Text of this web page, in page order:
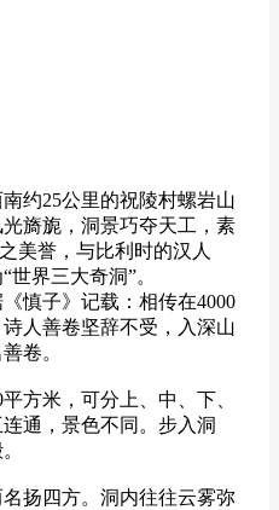
约25公里的祝陵村螺岩山
旖旎，洞景巧夺天工，素
美誉，与比利时的汉人
界三大奇洞”。
子》记载：相传在4000
人善卷坚辞不受，入深山
卷。
米，可分上、中、下、
通，景色不同。步入洞
扬四方。洞内往往云雾弥